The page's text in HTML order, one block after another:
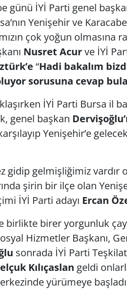
günü İYİ Parti genel
Yenişehir ve
çok yoğun olmasına
Nusret Acurve İYİ
“Hadi bakalım
sorusuna cevap
İYİ Parti Bursa il
genel başkan
Yenişehir’e
gidip gelmişliğimiz vardır
şirin bir ilçe olan
İYİ Parti adayı Ercan
birlikte birer yorgunluk
Hizmetler Başkanı,
sonrada İYİ Parti Teşkilat
Kılıçaslan geldi
yürümeye